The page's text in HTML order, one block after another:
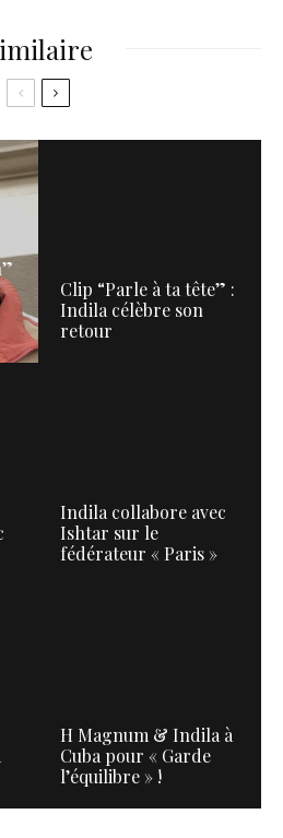
Clip “Parle à ta tête” :
Indila célèbre son
retour
Indila collabore avec
Ishtar sur le
fédérateur « Paris »
H Magnum & Indila à
Cuba pour « Garde
l’équilibre » !